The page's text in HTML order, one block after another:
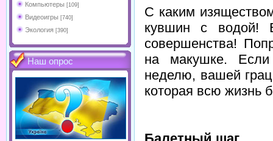
Компьютеры [109]
Видеоигры [740]
Экология [390]
Наш опрос
С каким
кувшин с водой!
совершенства!
на макушке.
неделю, вашей
которая всю жизнь
Балетный шаг